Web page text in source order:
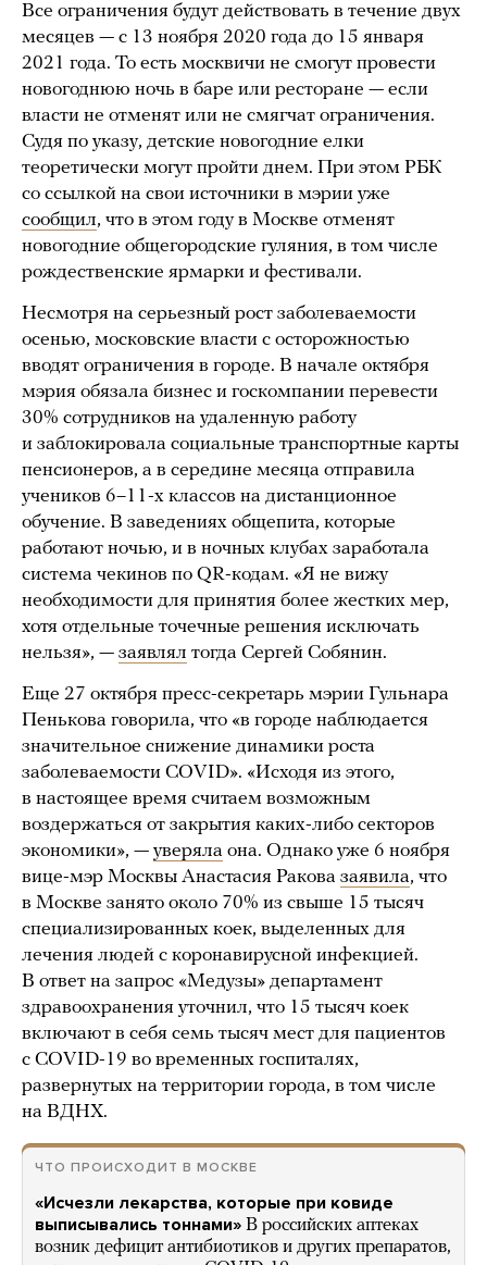
Все ограничения будут действовать в течение двух
месяцев — с 13 ноября 2020 года до 15 января
2021 года. То есть москвичи не смогут провести
новогоднюю ночь в баре или ресторане — если
власти не отменят или не смягчат ограничения.
Судя по указу, детские новогодние елки
теоретически могут пройти днем. При этом РБК
со ссылкой на свои источники в мэрии уже
сообщил, что в этом году в Москве отменят
новогодние общегородские гуляния, в том числе
рождественские ярмарки и фестивали.
Несмотря на серьезный рост заболеваемости
осенью, московские власти с осторожностью
вводят ограничения в городе. В начале октября
мэрия обязала бизнес и госкомпании перевести
30% сотрудников на удаленную работу
и заблокировала социальные транспортные карты
пенсионеров, а в середине месяца отправила
учеников 6–11-х классов на дистанционное
обучение. В заведениях общепита, которые
работают ночью, и в ночных клубах заработала
система чекинов по QR-кодам. «Я не вижу
необходимости для принятия более жестких мер,
хотя отдельные точечные решения исключать
нельзя», — заявлял тогда Сергей Собянин.
Еще 27 октября пресс-секретарь мэрии Гульнара
Пенькова говорила, что «в городе наблюдается
значительное снижение динамики роста
заболеваемости COVID». «Исходя из этого,
в настоящее время считаем возможным
воздержаться от закрытия каких-либо секторов
экономики», — уверяла она. Однако уже 6 ноября
вице-мэр Москвы Анастасия Ракова заявила, что
в Москве занято около 70% из свыше 15 тысяч
специализированных коек, выделенных для
лечения людей с коронавирусной инфекцией.
В ответ на запрос «Медузы» департамент
здравоохранения уточнил, что 15 тысяч коек
включают в себя семь тысяч мест для пациентов
с COVID-19 во временных госпиталях,
развернутых на территории города, в том числе
на ВДНХ.
ЧТО ПРОИСХОДИТ В МОСКВЕ
«Исчезли лекарства, которые при ковиде
выписывались тоннами» В российских аптеках
возник дефицит антибиотиков и других препаратов,